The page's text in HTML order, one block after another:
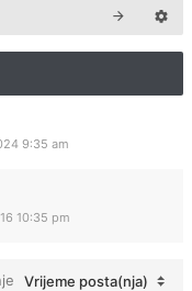
9:35 am
10:35 pm
Vrijeme posta(nja)